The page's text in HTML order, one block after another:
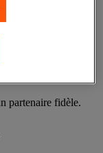
partenaire fidèle.